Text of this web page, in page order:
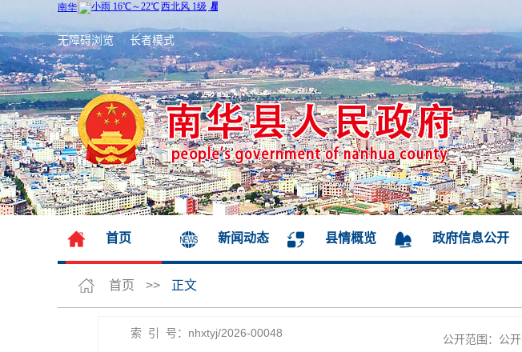
无障碍浏览 长者模式
首页 新闻动态 县情概览 政府信息公开
首页 >> 正文
索 引 号：nhxtyj/2026-00048 公开范围：公开